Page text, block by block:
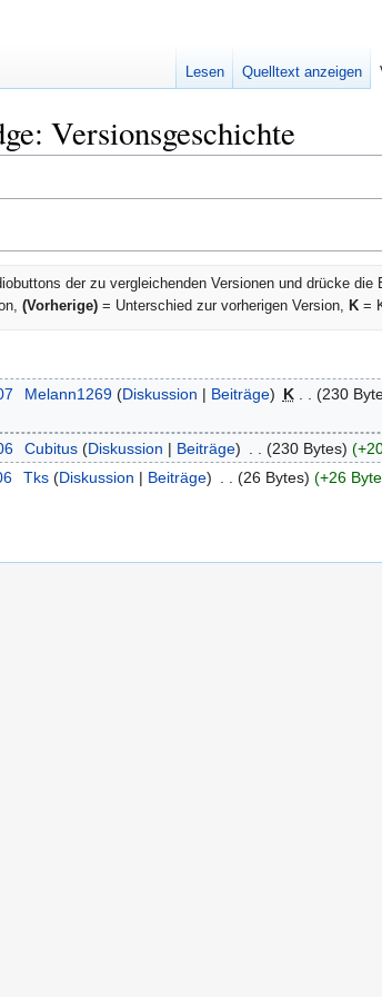
Versionsgeschichte
der zu vergleichenden Versionen und drücke
(Vorherige) = Unterschied zur vorherigen Version, K =
Melann1269 Diskussion Beiträge K 230
Cubitus Diskussion Beiträge 230 Bytes
Tks Diskussion Beiträge 26 Bytes +26
Lesen Quelltext anzeigen